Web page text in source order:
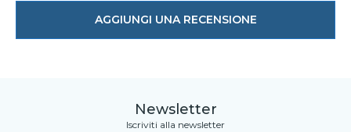
AGGIUNGI UNA RECENSIONE
Newsletter
Iscriviti alla newsletter